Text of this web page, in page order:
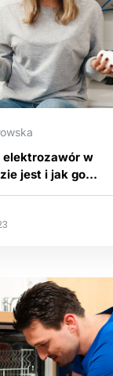
w
jest i jak go